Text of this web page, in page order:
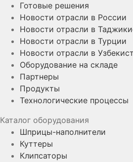
Готовые решения
Новости отрасли в России
Новости отрасли в
Новости отрасли в Турции
Новости отрасли в
Оборудование на складе
Партнеры
Продукты
Технологические процессы
Каталог оборудования
Шприцы-наполнители
Куттеры
Клипсаторы